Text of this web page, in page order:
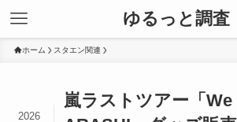
ゆるっと調査
ホーム スタエン関連
嵐ラストツアー「We
2026